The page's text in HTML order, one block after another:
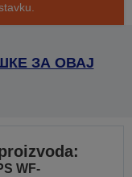
ЗА ОВАЈ
WF-